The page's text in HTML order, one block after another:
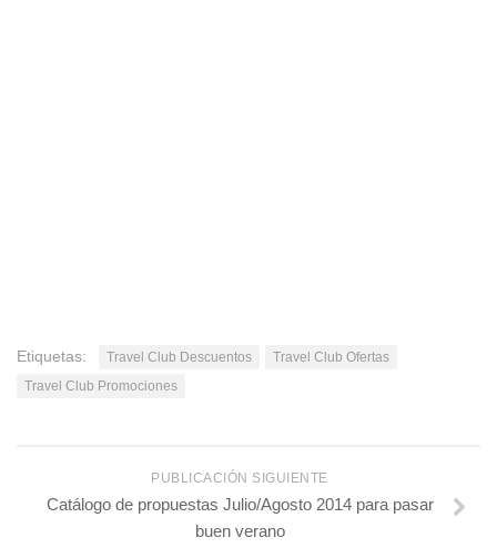
Etiquetas: Travel Club Descuentos
Travel Club Ofertas
Travel Club Promociones
PUBLICACIÓN SIGUIENTE
Catálogo de propuestas Julio/Agosto 2014 para pasar
buen verano